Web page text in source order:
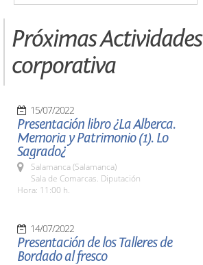
Próximas
corporativa
15/07/2022
Presentación libro ¿La Alberca.
Memoria y Patrimonio (1). Lo
Sagrado¿
Salamanca (Salamanca)
Sala de Comarcas. Diputación
Hora: 11:00 h.
14/07/2022
Presentación de los Talleres de
Bordado al fresco